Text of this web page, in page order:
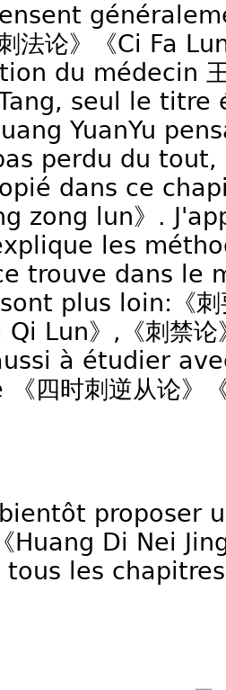
法论》《Ci Fa
du médecin
seul le
YuanYu
perdu du
dans ce
zong lun》.
les
trouve dans le
plus loin:《刺
Qi Lun》,《刺禁
à étudier
《四时刺逆从论
proposer
Huang Di Nei
les chapitres